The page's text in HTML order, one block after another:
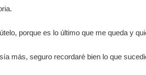
porque es lo último que me queda y
más, seguro recordaré bien lo que